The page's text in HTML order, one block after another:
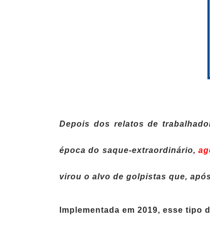
Depois dos relatos de
época do saque-extraordinário,
virou o alvo de golpistas que,
Implementada em 2019, esse